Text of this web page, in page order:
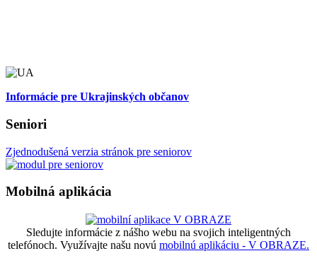
Informácie pre Ukrajinských občanov
Seniori
Zjednodušená verzia stránok pre seniorov
Mobilná aplikácia
Sledujte informácie z nášho webu na svojich inteligentných
telefónoch. Využívajte našu novú mobilnú aplikáciu - V OBRAZE.